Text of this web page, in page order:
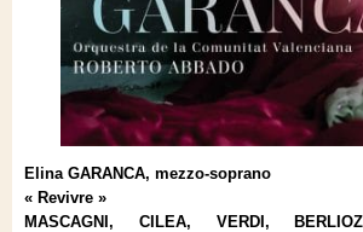
Elina GARANCA, mezzo-soprano
« Revivre »
MASCAGNI, CILEA, VERDI,